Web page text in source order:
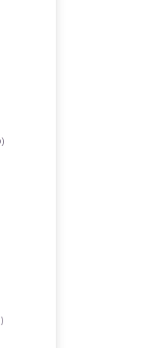
ค้า
ค้า
10
48